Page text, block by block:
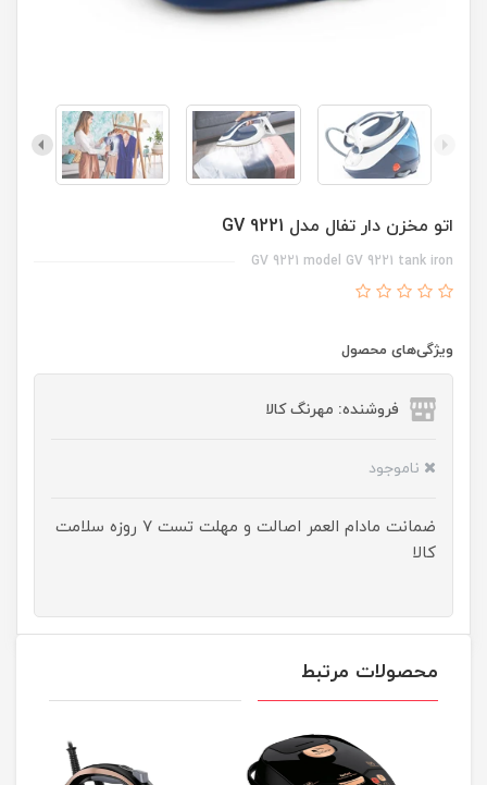
اتو مخزن دار تفال مدل GV 9221
GV 9221 model GV 9221 tank iron
ویژگی‌های محصول
فروشنده: مهرنگ کالا
ناموجود
ضمانت مادام العمر اصالت و مهلت تست ۷ روزه سلامت
کالا
محصولات مرتبط